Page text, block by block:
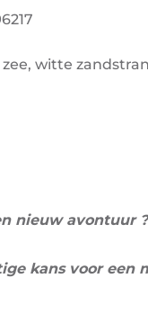
witte
nieuw avontuur
kans voor